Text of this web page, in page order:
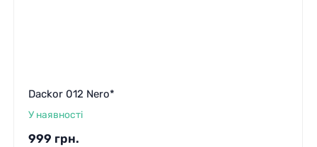
Dackor 012 Nero*
У наявності
999 грн.